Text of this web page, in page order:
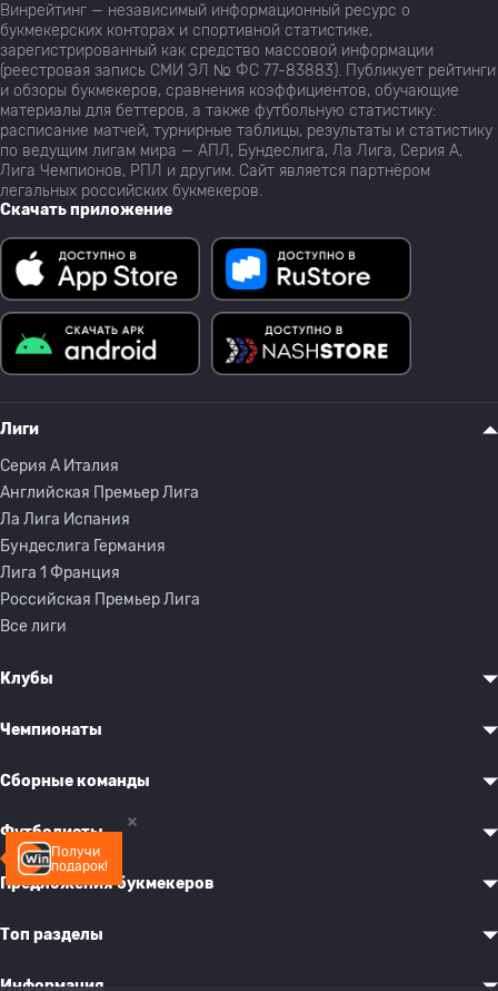
Получи
подарок!
Винрейтинг — независимый информационный ресурс о
букмекерских конторах и спортивной статистике,
зарегистрированный как средство массовой информации
(реестровая запись СМИ ЭЛ № ФС 77-83883). Публикует рейтинги
и обзоры букмекеров, сравнения коэффициентов, обучающие
материалы для беттеров, а также футбольную статистику:
расписание матчей, турнирные таблицы, результаты и статистику
по ведущим лигам мира — АПЛ, Бундеслига, Ла Лига, Серия А,
Лига Чемпионов, РПЛ и другим. Сайт является партнёром
легальных российских букмекеров.
Скачать приложение
Лиги
Серия A Италия
Английская Премьер Лига
Ла Лига Испания
Бундеслига Германия
Лига 1 Франция
Российская Премьер Лига
Все лиги
Клубы
Чемпионаты
Сборные команды
Футболисты
Предложения букмекеров
Топ разделы
Информация